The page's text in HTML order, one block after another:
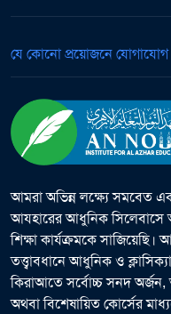
যে কোনো প্রয়োজনে যোগাযোগ
আমরা অভিন্ন লক্ষ্যে সমবেত
আযহারের আধুনিক সিলেবাসে
শিক্ষা কার্যক্রমকে
তত্ত্বাবধানে আধুনিক ও
কিরাআতে সর্বোচ্চ সনদ অর্জন,
অথবা বিশেষায়িত কোর্সের